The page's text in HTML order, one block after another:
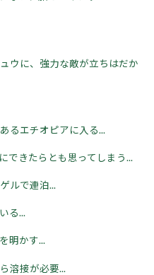
ウに、強力な敵が立ちはだか
るエチオピアに入る...
できたらとも思ってしまう...
ルで連泊...
る...
明かす...
溶接が必要...